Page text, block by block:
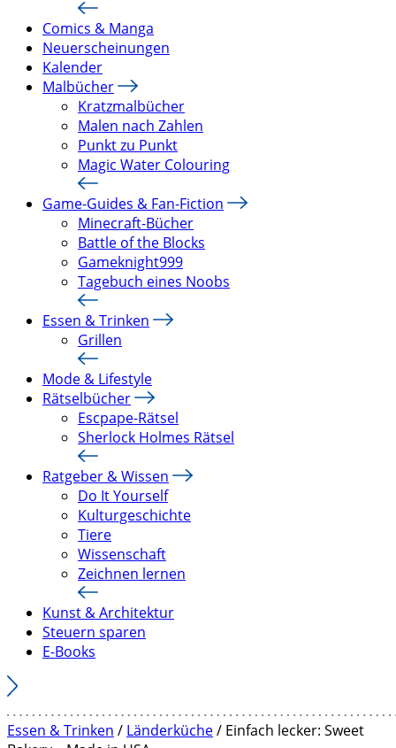
Comics & Manga
Neuerscheinungen
Kalender
Malbücher
Kratzmalbücher
Malen nach Zahlen
Punkt zu Punkt
Magic Water Colouring
Game-Guides & Fan-Fiction
Minecraft-Bücher
Battle of the Blocks
Gameknight999
Tagebuch eines Noobs
Essen & Trinken
Grillen
Mode & Lifestyle
Rätselbücher
Escpape-Rätsel
Sherlock Holmes Rätsel
Ratgeber & Wissen
Do It Yourself
Kulturgeschichte
Tiere
Wissenschaft
Zeichnen lernen
Kunst & Architektur
Steuern sparen
E-Books
Essen & Trinken / Länderküche/ Einfach lecker: Sweet